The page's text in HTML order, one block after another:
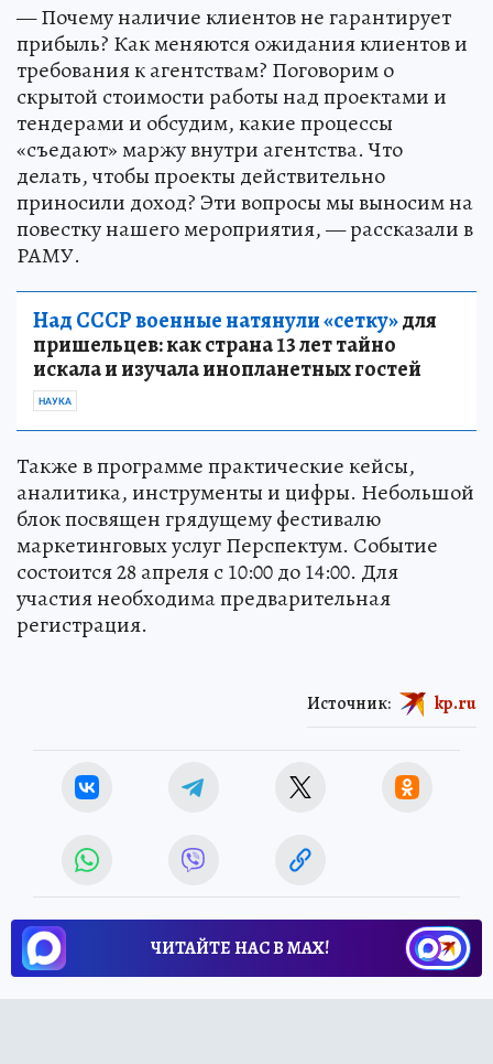
— Почему наличие клиентов не гарантирует
прибыль? Как меняются ожидания клиентов и
требования к агентствам? Поговорим о
скрытой стоимости работы над проектами и
тендерами и обсудим, какие процессы
«съедают» маржу внутри агентства. Что
делать, чтобы проекты действительно
приносили доход? Эти вопросы мы выносим на
повестку нашего мероприятия, — рассказали в
РАМУ.
Над СССР военные натянули «сетку»для
пришельцев: как страна 13 лет тайно
искала и изучала инопланетных гостей
НАУКА
Также в программе практические кейсы,
аналитика, инструменты и цифры. Небольшой
блок посвящен грядущему фестивалю
маркетинговых услуг Перспектум. Событие
состоится 28 апреля с 10:00 до 14:00. Для
участия необходима предварительная
регистрация.
Источник: kp.ru
ЧИТАЙТЕ НАС В МАХ!